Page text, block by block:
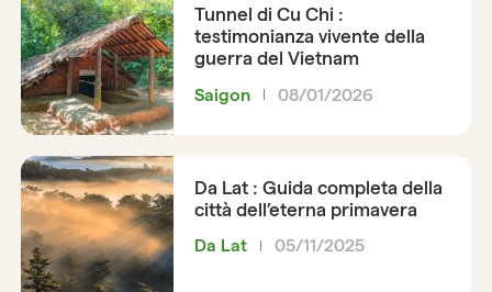
Tunnel di Cu Chi :
testimonianza vivente della
guerra del Vietnam
Saigon 08/01/2026
Da Lat : Guida completa della
città dell’eterna primavera
Da Lat 05/11/2025